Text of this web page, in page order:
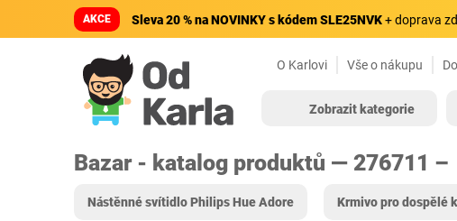
AKCE Sleva 20 % na NOVINKY s kódem SLE25NVK+ doprava
O Karlovi Vše o nákupu
Zobrazit kategorie
Bazar - katalog produktů — 276711 –
Nástěnné svítidlo Philips Hue Adore Krmivo pro dospělé